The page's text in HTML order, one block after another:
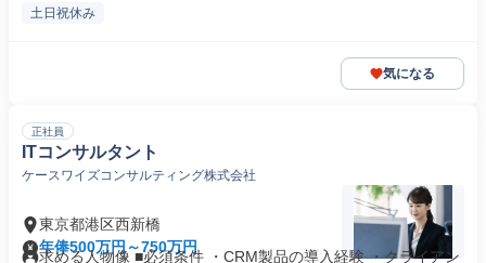
土日祝休み
気になる
正社員
ITコンサルタント
ケースワイズコンサルティング株式会社
東京都港区西新橋
年俸500万円～750万円
求める人物像 ■必須条件 ・CRM製品の導入経験 ・クライアン